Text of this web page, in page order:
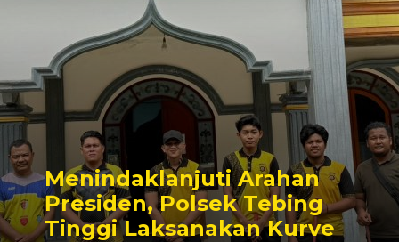
Menindaklanjuti Arahan
Presiden, Polsek Tebing
Tinggi Laksanakan Kurve